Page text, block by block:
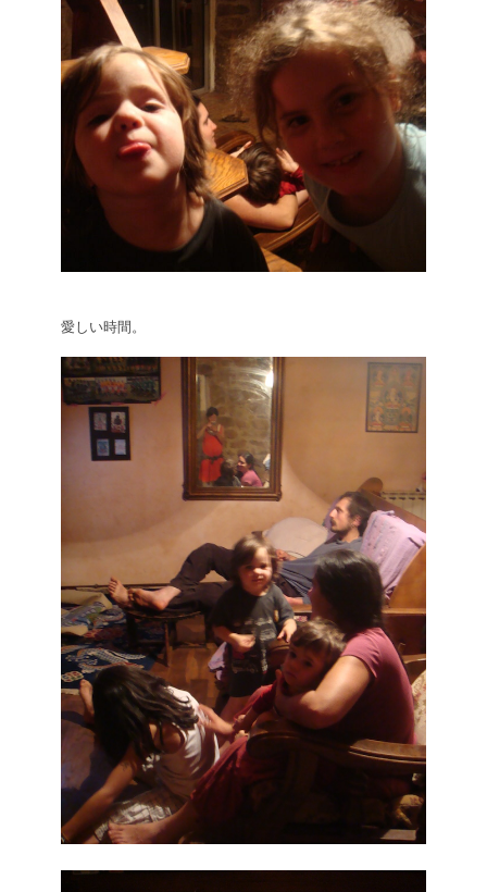
愛しい時間。